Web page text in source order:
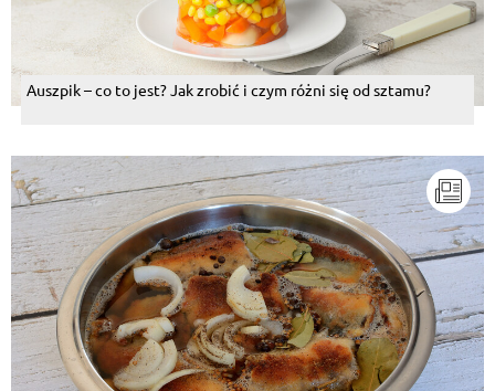
Auszpik – co to jest? Jak zrobić i czym różni się od sztamu?